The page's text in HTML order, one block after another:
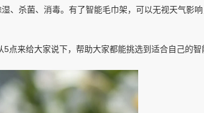
杀菌、消毒。有了智能毛巾架，可以无视天气影响
来给大家说下，帮助大家都能挑选到适合自己的智